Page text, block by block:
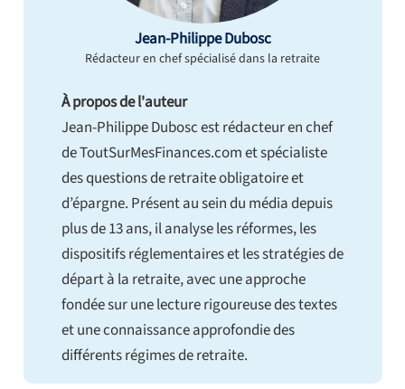
Jean-Philippe Dubosc
Rédacteur en chef spécialisé dans la retraite
À propos de l'auteur
Jean-Philippe Dubosc est rédacteur en chef
de ToutSurMesFinances.com et spécialiste
des questions de retraite obligatoire et
d’épargne. Présent au sein du média depuis
plus de 13 ans, il analyse les réformes, les
dispositifs réglementaires et les stratégies de
départ à la retraite, avec une approche
fondée sur une lecture rigoureuse des textes
et une connaissance approfondie des
différents régimes de retraite.